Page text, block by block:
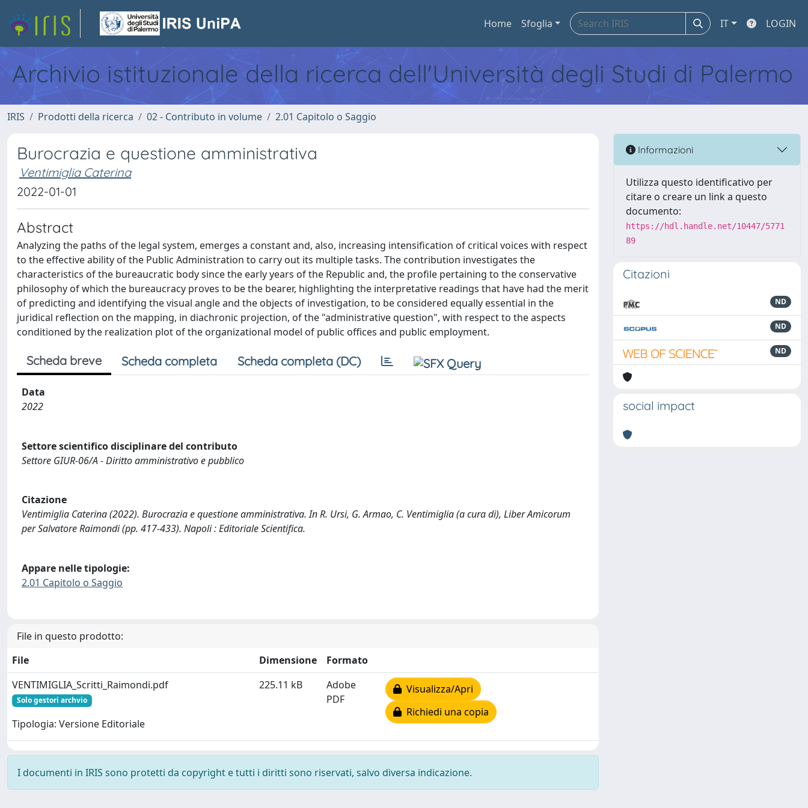
Home Sfoglia IT LOGIN
Archivio istituzionale della ricerca dell'Università degli Studi di Palermo
IRIS Prodotti della ricerca 02 - Contributo in volume 2.01 Capitolo o Saggio
Burocrazia e questione amministrativa
Ventimiglia Caterina
2022-01-01
Abstract
Analyzing the paths of the legal system, emerges a constant and, also, increasing intensification of critical voices with respect
to the effective ability of the Public Administration to carry out its multiple tasks. The contribution investigates the
characteristics of the bureaucratic body since the early years of the Republic and, the profile pertaining to the conservative
philosophy of which the bureaucracy proves to be the bearer, highlighting the interpretative readings that have had the merit
of predicting and identifying the visual angle and the objects of investigation, to be considered equally essential in the
juridical reflection on the mapping, in diachronic projection, of the "administrative question", with respect to the aspects
conditioned by the realization plot of the organizational model of public offices and public employment.
Scheda breve Scheda completa Scheda completa (DC)
Data
2022
Settore scientifico disciplinare del contributo
Settore GIUR-06/A - Diritto amministrativo e pubblico
Citazione
Ventimiglia Caterina (2022). Burocrazia e questione amministrativa. In R. Ursi, G. Armao, C. Ventimiglia (a cura di), Liber Amicorum
per Salvatore Raimondi (pp. 417-433). Napoli : Editoriale Scientifica.
Appare nelle tipologie:
2.01 Capitolo o Saggio
File in questo prodotto:
File
Dimensione
Formato
VENTIMIGLIA_Scritti_Raimondi.pdf
Solo gestori archvio
Tipologia: Versione Editoriale
225.11 kB
Adobe
PDF
Visualizza/Apri
Richiedi una copia
I documenti in IRIS sono protetti da copyright e tutti i diritti sono riservati, salvo diversa indicazione.
Informazioni
Utilizza questo identificativo per
citare o creare un link a questo
documento:
https://hdl.handle.net/10447/5771
89
Citazioni
ND
ND
ND
social impact